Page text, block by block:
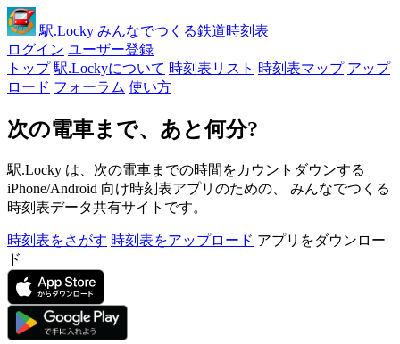
駅.Locky みんなでつくる鉄道時刻表
ログイン ユーザー登録
トップ 駅.Lockyについて 時刻表リスト 時刻表マップ アップ
ロード フォーラム 使い方
次の電車まで、あと何分?
駅.Locky は、次の電車までの時間をカウントダウンする
iPhone/Android 向け時刻表アプリのための、 みんなでつくる
時刻表データ共有サイトです。
時刻表をさがす 時刻表をアップロード アプリをダウンロー
ド